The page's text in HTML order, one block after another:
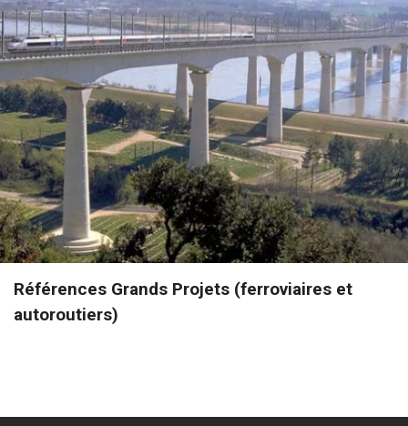
Références Grands Projets (ferroviaires et
autoroutiers)